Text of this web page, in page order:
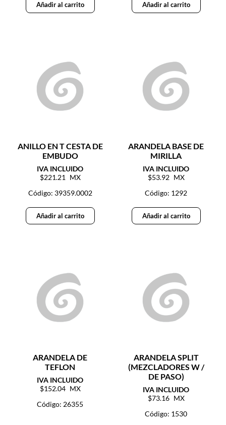
Añadir al carrito Añadir al carrito
ANILLO EN T CESTA DE
EMBUDO
221.21
Código: 39359.0002
Añadir al carrito
ARANDELA BASE DE
MIRILLA
53.92
Código: 1292
Añadir al carrito
ARANDELA DE
TEFLON
152.04
Código: 26355
ARANDELA SPLIT
(MEZCLADORES W /
DE PASO)
73.16
Código: 1530